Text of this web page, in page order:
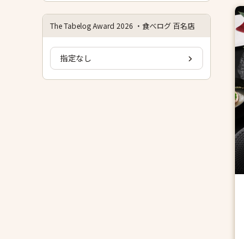
The Tabelog Award 2026 ・食べログ 百名店
指定なし